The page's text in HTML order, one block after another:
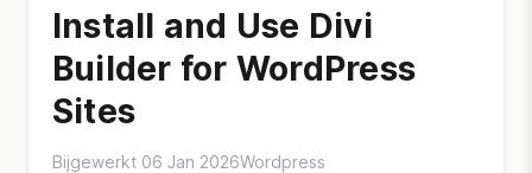
Install and Use Divi
Builder for WordPress
Sites
Bijgewerkt 06 Jan 2026Wordpress